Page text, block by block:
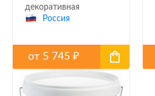
декоративная
силикатно-силикон.
Россия
от 5 745 ₽